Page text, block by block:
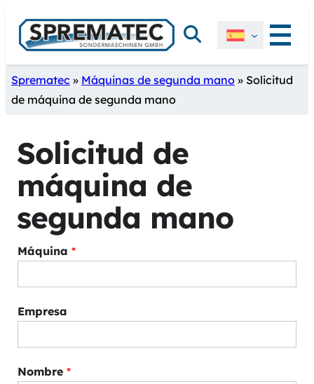
contenido
Buscar
Sprematec » Máquinas de segunda mano » Solicitud
de máquina de segunda mano
Solicitud de
máquina de
segunda mano
Máquina *
Empresa
Nombre *